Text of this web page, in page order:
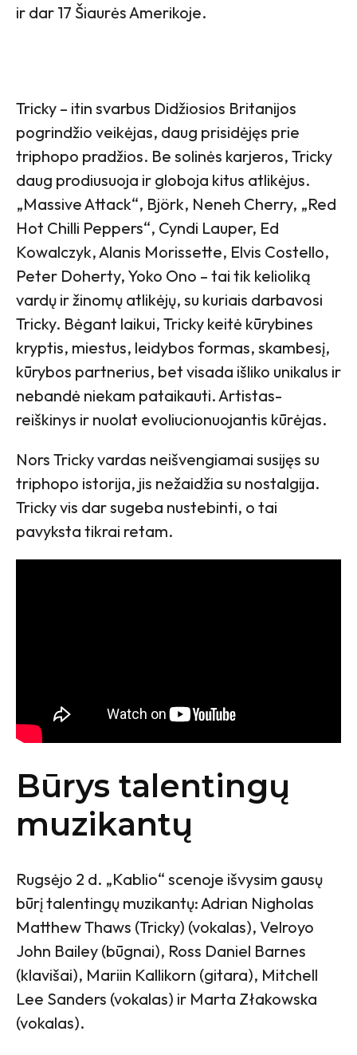
ir dar 17 Šiaurės Amerikoje.
Tricky – itin svarbus Didžiosios Britanijos
pogrindžio veikėjas, daug prisidėjęs prie
triphopo pradžios. Be solinės karjeros, Tricky
daug prodiusuoja ir globoja kitus atlikėjus.
„Massive Attack“, Björk, Neneh Cherry, „Red
Hot Chilli Peppers“, Cyndi Lauper, Ed
Kowalczyk, Alanis Morissette, Elvis Costello,
Peter Doherty, Yoko Ono – tai tik kelioliką
vardų ir žinomų atlikėjų, su kuriais darbavosi
Tricky. Bėgant laikui, Tricky keitė kūrybines
kryptis, miestus, leidybos formas, skambesį,
kūrybos partnerius, bet visada išliko unikalus ir
nebandė niekam pataikauti. Artistas-
reiškinys ir nuolat evoliucionuojantis kūrėjas.
Nors Tricky vardas neišvengiamai susijęs su
triphopo istorija, jis nežaidžia su nostalgija.
Tricky vis dar sugeba nustebinti, o tai
pavyksta tikrai retam.
Būrys talentingų
muzikantų
Rugsėjo 2 d. „Kablio“ scenoje išvysim gausų
būrį talentingų muzikantų: Adrian Nigholas
Matthew Thaws (Tricky) (vokalas), Velroyo
John Bailey (būgnai), Ross Daniel Barnes
(klavišai), Mariin Kallikorn (gitara), Mitchell
Lee Sanders (vokalas) ir Marta Złakowska
(vokalas).